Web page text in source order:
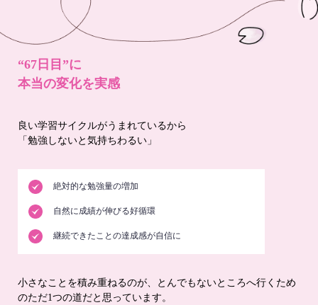
“67日目”に
本当の変化を実感
良い学習サイクルがうまれているから
「勉強しないと気持ちわるい」
絶対的な勉強量の増加
自然に成績が伸びる好循環
継続できたことの達成感が自信に
小さなことを積み重ねるのが、とんでもないところへ行くため
のただ1つの道だと思っています。